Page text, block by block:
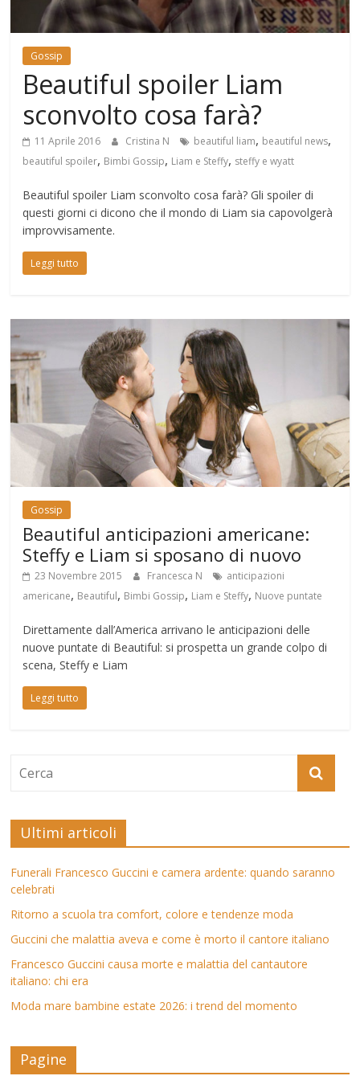
Mondo
Gossip
Beautiful spoiler Liam
sconvolto cosa farà?
11 Aprile 2016 Cristina N beautiful liam, beautiful news,
beautiful spoiler, Bimbi Gossip, Liam e Steffy, steffy e wyatt
Beautiful spoiler Liam sconvolto cosa farà? Gli spoiler di
questi giorni ci dicono che il mondo di Liam sia capovolgerà
improvvisamente.
Leggi tutto
Gossip
Beautiful anticipazioni americane:
Steffy e Liam si sposano di nuovo
23 Novembre 2015 Francesca N
anticipazioni
americane, Beautiful, Bimbi Gossip, Liam e Steffy, Nuove puntate
Direttamente dall’America arrivano le anticipazioni delle
nuove puntate di Beautiful: si prospetta un grande colpo di
scena, Steffy e Liam
Leggi tutto
Ultimi articoli
Funerali Francesco Guccini e camera ardente: quando saranno
celebrati
Ritorno a scuola tra comfort, colore e tendenze moda
Guccini che malattia aveva e come è morto il cantore italiano
Francesco Guccini causa morte e malattia del cantautore
italiano: chi era
Moda mare bambine estate 2026: i trend del momento
Pagine